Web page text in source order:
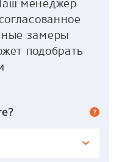
менеджер
замеры
подобрать